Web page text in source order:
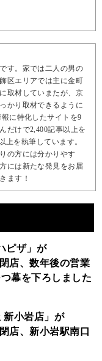
す。家では二人の男の
区エリアでは主に金町
取材していまたが、京
かり取材できるように
に特化したサイトを9
だけで2,400記事以上を
上を執筆しています。
の方には分かりやす
には新たな発見をお届
ます！
ピザ」が
店、数年後の営業
幕を下ろしました
新小岩店」が
店、新小岩駅南口